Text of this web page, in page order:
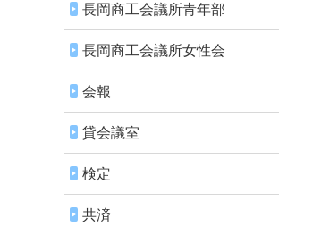
長岡商工会議所青年部
長岡商工会議所女性会
会報
貸会議室
検定
共済